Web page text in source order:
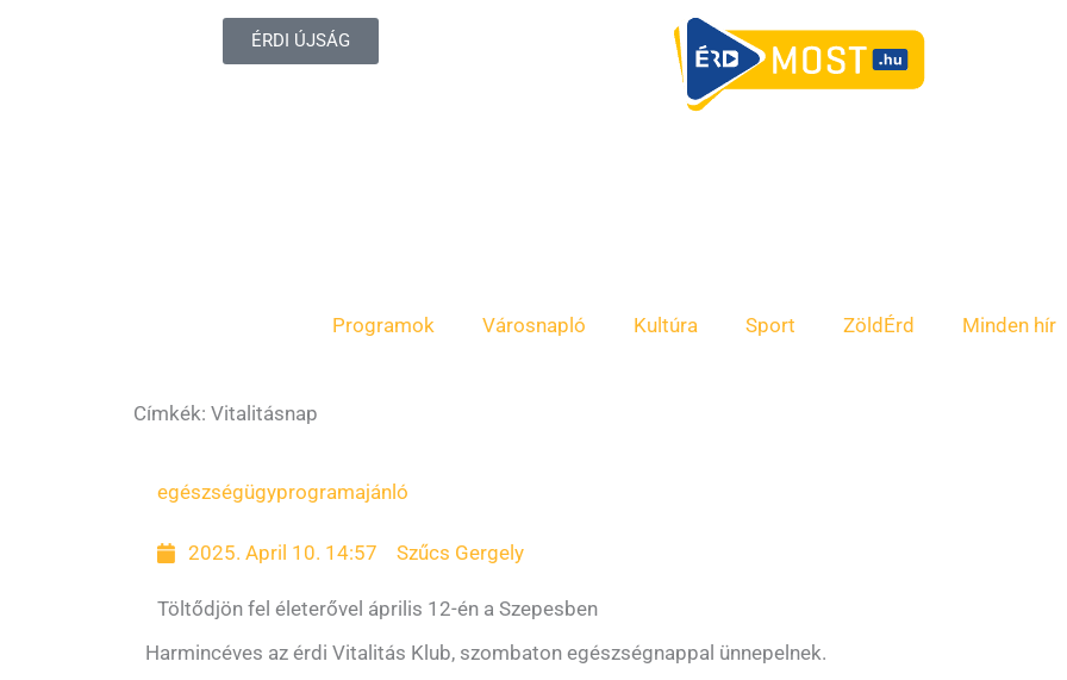
ÉRDI ÚJSÁG
Programok Városnapló Kultúra Sport ZöldÉrd Minden hír
Címkék: Vitalitásnap
egészségügyprogramajánló
2025. April 10. 14:57 Szűcs Gergely
Töltődjön fel életerővel április 12-én a Szepesben
Harmincéves az érdi Vitalitás Klub, szombaton egészségnappal ünnepelnek.